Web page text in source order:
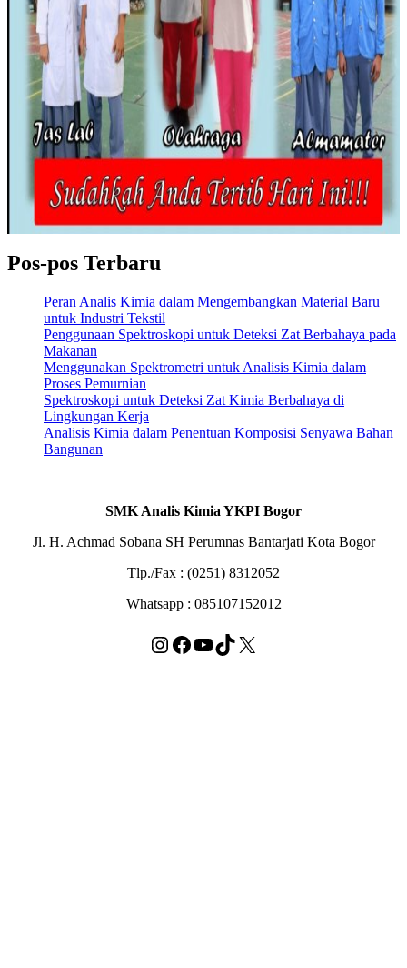
Pos-pos Terbaru
Peran Analis Kimia dalam Mengembangkan Material Baru
untuk Industri Tekstil
Penggunaan Spektroskopi untuk Deteksi Zat Berbahaya pada
Makanan
Menggunakan Spektrometri untuk Analisis Kimia dalam
Proses Pemurnian
Spektroskopi untuk Deteksi Zat Kimia Berbahaya di
Lingkungan Kerja
Analisis Kimia dalam Penentuan Komposisi Senyawa Bahan
Bangunan
SMK Analis Kimia YKPI Bogor
Jl. H. Achmad Sobana SH Perumnas Bantarjati Kota Bogor
Tlp./Fax : (0251) 8312052
Whatsapp : 085107152012
Instagram
Facebook
YouTube
TikTok
X